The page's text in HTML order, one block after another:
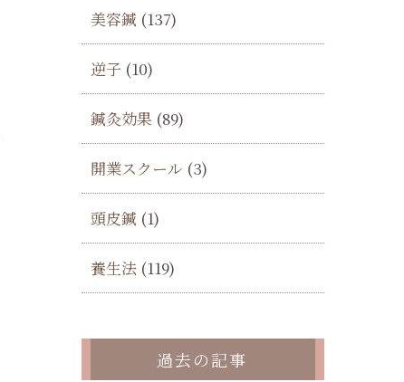
美容鍼 (137)
逆子 (10)
鍼灸効果 (89)
開業スクール (3)
頭皮鍼 (1)
養生法 (119)
過去の記事